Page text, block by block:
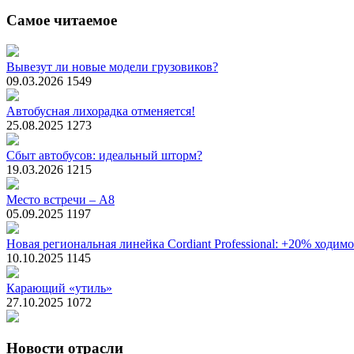
Самое читаемое
Вывезут ли новые модели грузовиков?
09.03.2026 1549
Автобусная лихорадка отменяется!
25.08.2025 1273
Сбыт автобусов: идеальный шторм?
19.03.2026 1215
Место встречи – А8
05.09.2025 1197
Новая региональная линейка Cordiant Professional: +20%
10.10.2025 1145
Карающий «утиль»
27.10.2025 1072
Новости отрасли